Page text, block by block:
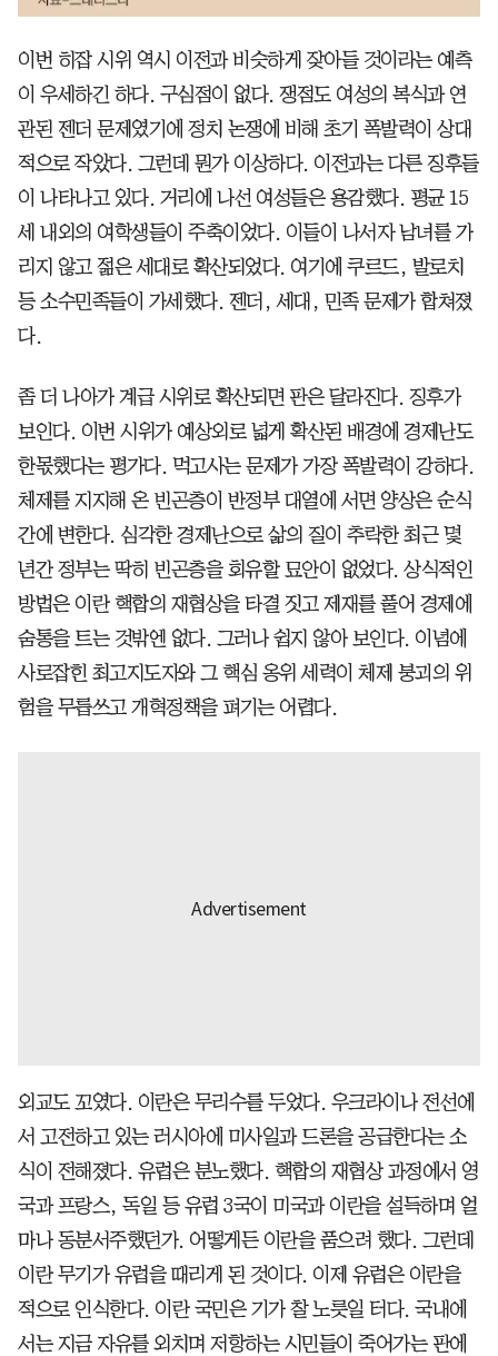
이번 히잡 시위 역시 이전과 비슷하게 잦아들 것이라는 예측
이 우세하긴 하다. 구심점이 없다. 쟁점도 여성의 복식과 연
관된 젠더 문제였기에 정치 논쟁에 비해 초기 폭발력이 상대
적으로 작았다. 그런데 뭔가 이상하다. 이전과는 다른 징후들
이 나타나고 있다. 거리에 나선 여성들은 용감했다. 평균 15
세 내외의 여학생들이 주축이었다. 이들이 나서자 남녀를 가
리지 않고 젊은 세대로 확산되었다. 여기에 쿠르드, 발로치
등 소수민족들이 가세했다. 젠더, 세대, 민족 문제가 합쳐졌
다.
좀 더 나아가 계급 시위로 확산되면 판은 달라진다. 징후가
보인다. 이번 시위가 예상외로 넓게 확산된 배경에 경제난도
한몫했다는 평가다. 먹고사는 문제가 가장 폭발력이 강하다.
체제를 지지해 온 빈곤층이 반정부 대열에 서면 양상은 순식
간에 변한다. 심각한 경제난으로 삶의 질이 추락한 최근 몇
년간 정부는 딱히 빈곤층을 회유할 묘안이 없었다. 상식적인
방법은 이란 핵합의 재협상을 타결 짓고 제재를 풀어 경제에
숨통을 트는 것밖엔 없다. 그러나 쉽지 않아 보인다. 이념에
사로잡힌 최고지도자와 그 핵심 옹위 세력이 체제 붕괴의 위
험을 무릅쓰고 개혁정책을 펴기는 어렵다.
외교도 꼬였다. 이란은 무리수를 두었다. 우크라이나 전선에
서 고전하고 있는 러시아에 미사일과 드론을 공급한다는 소
식이 전해졌다. 유럽은 분노했다. 핵합의 재협상 과정에서 영
국과 프랑스, 독일 등 유럽 3국이 미국과 이란을 설득하며 얼
마나 동분서주했던가. 어떻게든 이란을 품으려 했다. 그런데
이란 무기가 유럽을 때리게 된 것이다. 이제 유럽은 이란을
적으로 인식한다. 이란 국민은 기가 찰 노릇일 터다. 국내에
서는 지금 자유를 외치며 저항하는 시민들이 죽어가는 판에